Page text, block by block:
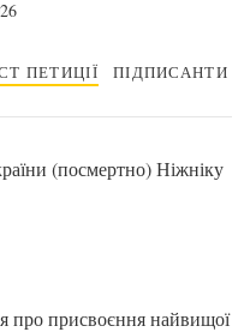
ПЕТИЦІЇ ПІДПИСАНТИ
(посмертно) Ніжніку
про присвоєння найвищої